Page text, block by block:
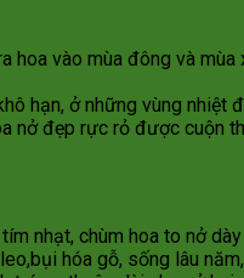
hoa vào mùa đông và
hạn, ở những vùng
nở đẹp rực rỏ được cuộn
nhạt, chùm hoa to nở
hóa gỗ, sống lâu